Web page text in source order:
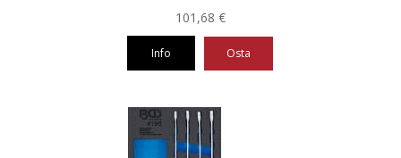
101,68 €
Info Osta